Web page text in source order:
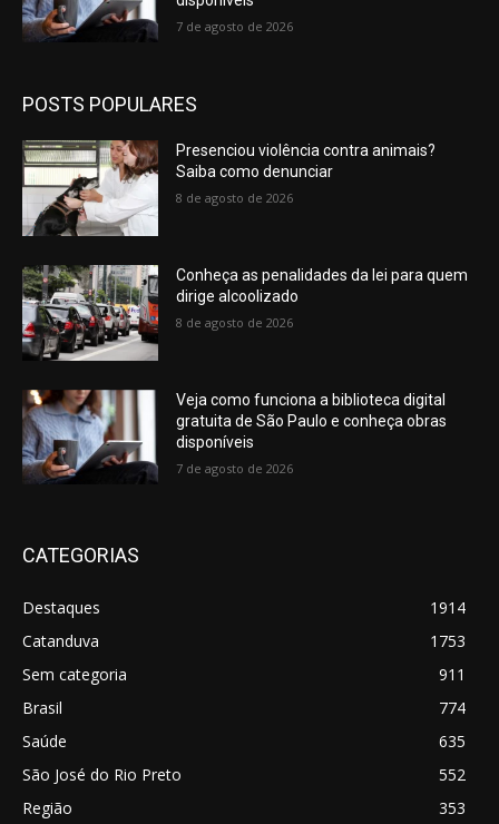
7 de agosto de 2026
POSTS POPULARES
Presenciou violência contra animais?
Saiba como denunciar
8 de agosto de 2026
Conheça as penalidades da lei para quem
dirige alcoolizado
8 de agosto de 2026
Veja como funciona a biblioteca digital
gratuita de São Paulo e conheça obras
disponíveis
7 de agosto de 2026
CATEGORIAS
Destaques
1914
Catanduva
1753
Sem categoria
911
Brasil
774
Saúde
635
São José do Rio Preto
552
Região
353